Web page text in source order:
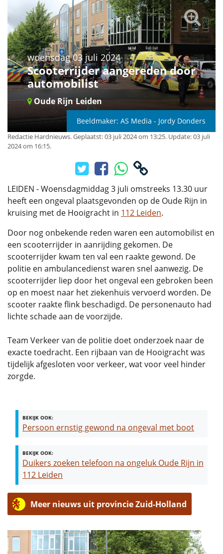
woensdag 03 juli 2024
Scooterrijder aangereden door
automobilist
Oude Rijn Leiden
Beeldmaker: AS Media - Jordy Donders
Redactie Hardnieuws.Geplaatst: 03 juli 2024 om 13:25. Update: 03 juli
2024 om 16:15.
LEIDEN - Woensdagmiddag 3 juli omstreeks 13.30 uur
heeft een ongeval plaatsgevonden op de Oude Rijn in
kruising met de Hooigracht in 112 Leiden.
Door nog onbekende reden waren een automobilist en
een scooterrijder in aanrijding gekomen. De
scooterrijder kwam ten val een raakte gewond. De
politie en ambulancedienst waren snel aanwezig. De
scooterrijder liep door het ongeval een gebroken been
op en moest naar het ziekenhuis vervoerd worden. De
scooter raakte flink beschadigd. De personenauto had
lichte schade aan de voorzijde.
Team Verkeer van de politie doet onderzoek naar de
exacte toedracht. Een rijbaan van de Hooigracht was
tijdelijk afgesloten voor verkeer, wat voor veel hinder
zorgde.
BEKIJK OOK:
Persoon ernstig gewond na ongeval met boot
BEKIJK OOK:
Duikers zoeken telefoon na ongeluk Oude Rijn in
112 Leiden
Meer nieuws uit provincie Zuid-Holland